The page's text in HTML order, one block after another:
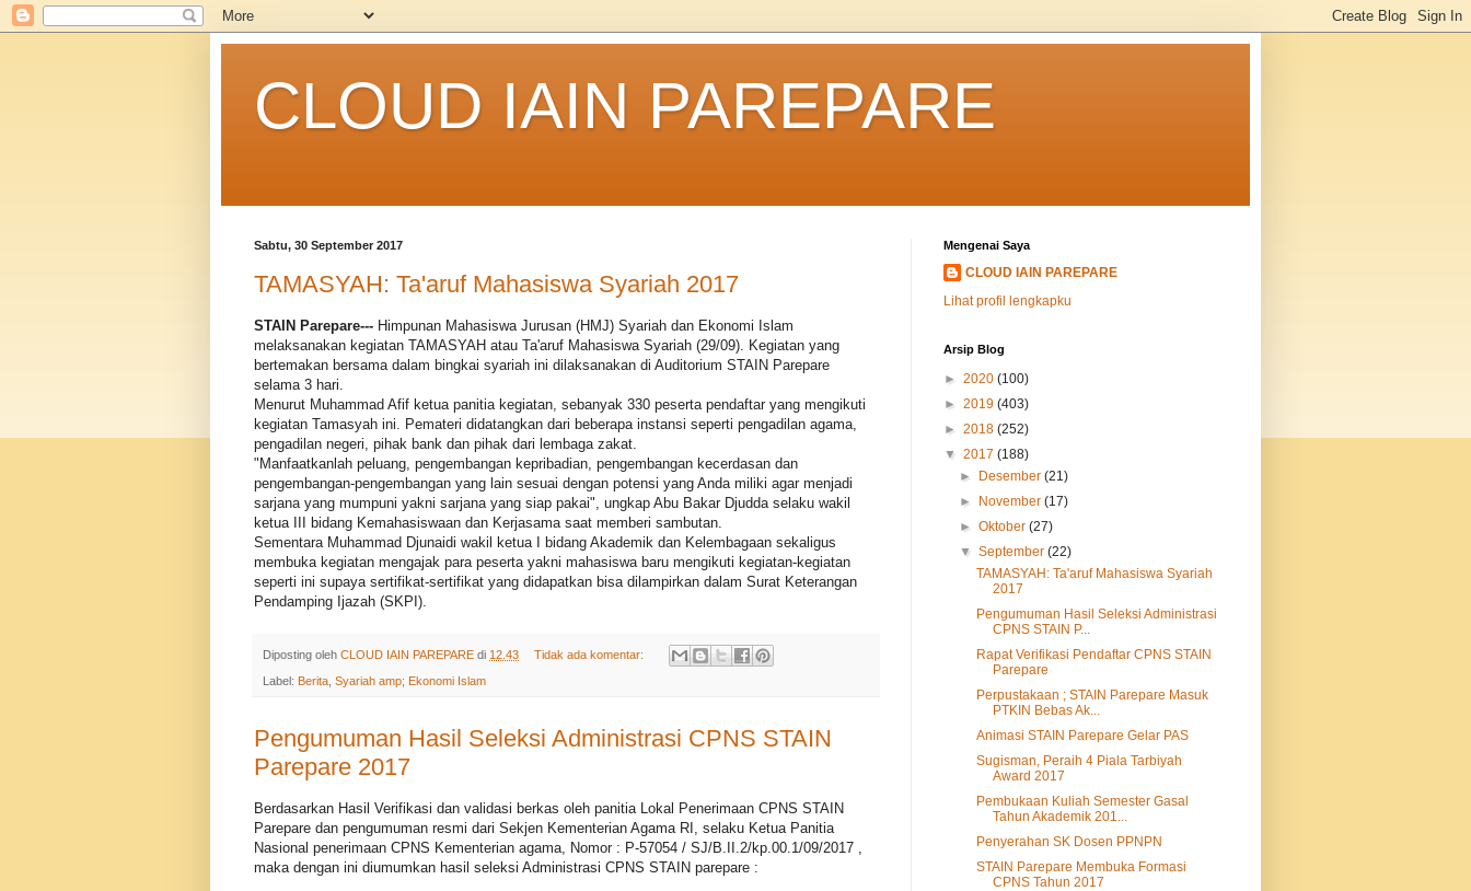
CLOUD IAIN PAREPARE
Sabtu, 30 September 2017
TAMASYAH: Ta'aruf Mahasiswa Syariah 2017
STAIN Parepare--- Himpunan Mahasiswa Jurusan (HMJ) Syariah dan Ekonomi Islam
melaksanakan kegiatan TAMASYAH atau Ta'aruf Mahasiswa Syariah (29/09). Kegiatan yang
bertemakan bersama dalam bingkai syariah ini dilaksanakan di Auditorium STAIN Parepare
selama 3 hari.
Menurut Muhammad Afif ketua panitia kegiatan, sebanyak 330 peserta pendaftar yang mengikuti
kegiatan Tamasyah ini. Pemateri didatangkan dari beberapa instansi seperti pengadilan agama,
pengadilan negeri, pihak bank dan pihak dari lembaga zakat.
"Manfaatkanlah peluang, pengembangan kepribadian, pengembangan kecerdasan dan
pengembangan-pengembangan yang lain sesuai dengan potensi yang Anda miliki agar menjadi
sarjana yang mumpuni yakni sarjana yang siap pakai", ungkap Abu Bakar Djudda selaku wakil
ketua III bidang Kemahasiswaan dan Kerjasama saat memberi sambutan.
Sementara Muhammad Djunaidi wakil ketua I bidang Akademik dan Kelembagaan sekaligus
membuka kegiatan mengajak para peserta yakni mahasiswa baru mengikuti kegiatan-kegiatan
seperti ini supaya sertifikat-sertifikat yang didapatkan bisa dilampirkan dalam Surat Keterangan
Pendamping Ijazah (SKPI).
Diposting oleh CLOUD IAIN PAREPARE di 12.43 Tidak ada komentar:
Label: Berita Syariah amp; Ekonomi Islam
Pengumuman Hasil Seleksi Administrasi CPNS STAIN
Parepare 2017
Berdasarkan Hasil Verifikasi dan validasi berkas oleh panitia Lokal Penerimaan CPNS STAIN
Parepare dan pengumuman resmi dari Sekjen Kementerian Agama RI, selaku Ketua Panitia
Nasional penerimaan CPNS Kementerian agama, Nomor : P-57054 / SJ/B.II.2/kp.00.1/09/2017 ,
maka dengan ini diumumkan hasil seleksi Administrasi CPNS STAIN parepare :
Mengenai Saya
CLOUD IAIN PAREPARE
Lihat profil lengkapku
Arsip Blog
► 2020 (100)
► 2019 (403)
► 2018 (252)
▼ 2017 (188)
►
Desember(21)
►
November(17)
►Oktober(27)
▼September(22)
TAMASYAH: Ta'aruf Mahasiswa Syariah
2017
Pengumuman Hasil Seleksi Administrasi
CPNS STAIN P...
Rapat Verifikasi Pendaftar CPNS STAIN
Parepare
Perpustakaan ; STAIN Parepare Masuk
PTKIN Bebas Ak...
Animasi STAIN Parepare Gelar PAS
Sugisman, Peraih 4 Piala Tarbiyah
Award 2017
Pembukaan Kuliah Semester Gasal
Tahun Akademik 201...
Penyerahan SK Dosen PPNPN
STAIN Parepare Membuka Formasi
CPNS Tahun 2017